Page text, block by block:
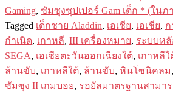
Gaming, ซัมซุงซุปเปอร์ Gam เด็ก * (ใน
Tagged เด็กชาย Aladdin, เอเชีย, เอเชีย, ก
กำเนิด, เกาหลี, III เครื่องหมาย, ระบบห
SEGA, เอเชียตะวันออกเฉียงใต้, เกาหลีใ
ล้านขับ, เกาหลีใต้, ล้านขับ, หินโซนิคลม,
ซัมซุง II เกมบอย, รอยัลมาตรฐานสามา